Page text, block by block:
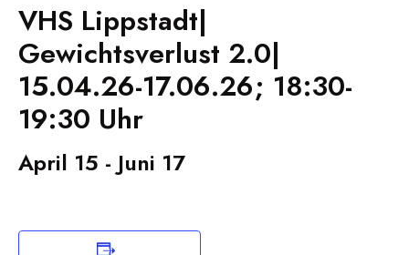
VHS Lippstadt|
Gewichtsverlust 2.0|
15.04.26-17.06.26; 18:30-
19:30 Uhr
April 15 -Juni 17